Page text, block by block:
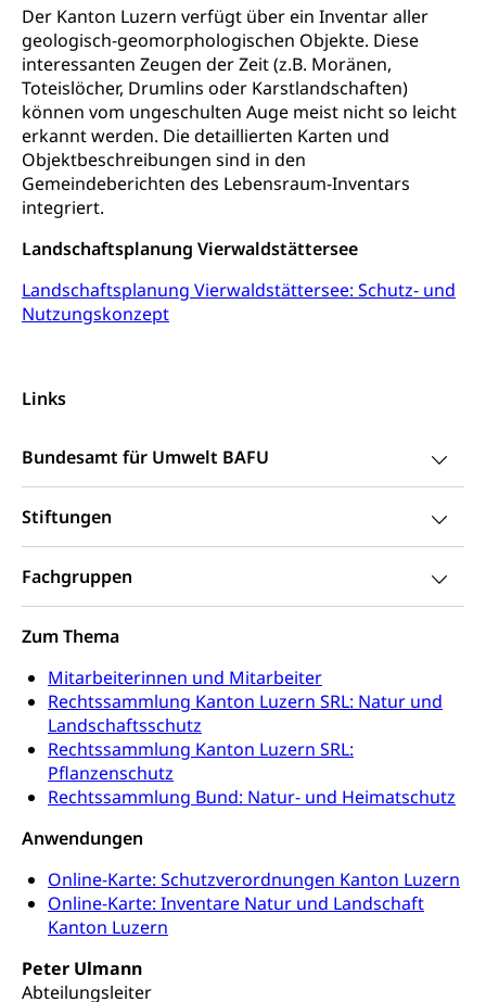
Der Kanton Luzern verfügt über ein Inventar aller
geologisch-geomorphologischen Objekte. Diese
interessanten Zeugen der Zeit (z.B. Moränen,
Toteislöcher, Drumlins oder Karstlandschaften)
können vom ungeschulten Auge meist nicht so leicht
erkannt werden. Die detaillierten Karten und
Objektbeschreibungen sind in den
Gemeindeberichten des Lebensraum-Inventars
integriert.
Landschaftsplanung Vierwaldstättersee
Landschaftsplanung Vierwaldstättersee: Schutz- und
Nutzungskonzept
Links
Bundesamt für Umwelt BAFU
Stiftungen
Fachgruppen
Zum Thema
Mitarbeiterinnen und Mitarbeiter
Rechtssammlung Kanton Luzern SRL: Natur und
Landschaftsschutz
Rechtssammlung Kanton Luzern SRL:
Pflanzenschutz
Rechtssammlung Bund: Natur- und Heimatschutz
Anwendungen
Online-Karte: Schutzverordnungen Kanton Luzern
Online-Karte: Inventare Natur und Landschaft
Kanton Luzern
Peter Ulmann
Abteilungsleiter
AHV-Beiträge (WAS Luzern)
Informationsstelle AHV/IV
Ergänzungsleistungen (EL) (WAS Luzern)
AHV-Altersrente (WAS Luzern)
IV-Leistungen (WAS Luzern)
Erwerbsunfähigkeit, Behinderte
Inklusion im Sport
Menschen mit Behinderungen
Kultur und Medien
Archive und Bibliotheken
Bücher, Bundesarchiv, Landesbibliothek
Staatsarchiv Luzern
Zentral- und Hochschulbibliothek
Archiv der Denkmalpflege
Kulturelle Einrichtungen
Museen, Theater, Bibliotheken
Dienststelle Kultur
Kulturförderung
kulturelles Angebot, Kulturerbe, kulturelles Erbe,
Nachwuchsförderung, Vermittlung, Selektive
Werkbeitrag, Produktionsbeitrag, Recherche,
Bildende Kunst, Angewandte Kunst, Theater/Tanz,
Musik, Entwicklung, Programmbeiträge,
Filmförderung, Regionale Förderfonds,
Werkankäufe, Kunstankäufe, Kunst und Bau, Schule
und Kultur, Kulturgesuche, Kulturvermittlung
Zentralschweizer Filmförderung
Mobilität
Schiene und öffentlicher Verkehr
Schienenverkehr, Zugverkehr, Bahnverkehr,
Transportmittel, öffentlicher Verkehr
Verkehrsverbund Luzern VVL
Öffentlicher Verkehr Luzern Mobil
Schifffahrt
Schiffsverkehr, Binnenschifffahrt, Seeschifffahrt,
Schifffahrt (Strassenverkehrsamt)
Strasse
leistungsabhängige Schwerverkehrsabgabe,
Langsamverkehr, Transportmittel, Auto, Motorrad,